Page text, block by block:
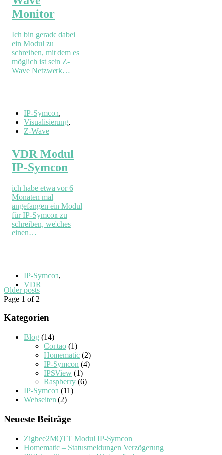
Monitor
Ich bin gerade dabei
ein Modul zu
schreiben, mit dem es
möglich ist sein Z-
Wave Netzwerk…
IP-Symcon,
Visualisierung,
Z-Wave
VDR Modul
IP-Symcon
ich habe etwa vor 6
Monaten mal
angefangen ein Modul
für IP-Symcon zu
schreiben, welches
einen…
IP-Symcon,
VDR
Older posts
Page 1 of 2
Kategorien
Blog (14)
Contao (1)
Homematic (2)
IP-Symcon (4)
IPSView (1)
Raspberry (6)
IP-Symcon (11)
Webseiten (2)
Neueste Beiträge
Zigbee2MQTT Modul IP-Symcon
Homematic – Statusmeldungen Verzögerung